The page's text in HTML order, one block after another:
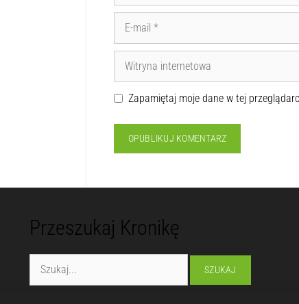
Zapamiętaj moje dane w tej
Przeszukaj Kronikę